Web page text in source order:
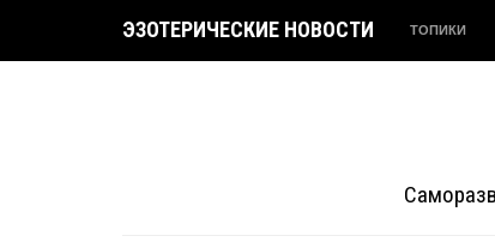
ЭЗОТЕРИЧЕСКИЕ НОВОСТИ ТОПИКИ